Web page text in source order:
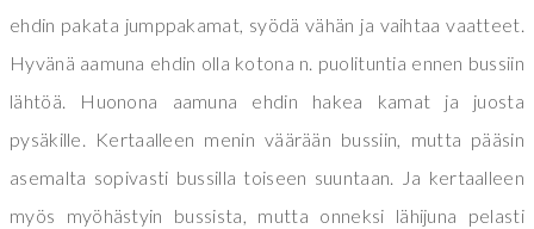
ehdin pakata jumppakamat, syödä vähän ja vaihtaa vaatteet.
Hyvänä aamuna ehdin olla kotona n. puolituntia ennen bussiin
lähtöä. Huonona aamuna ehdin hakea kamat ja juosta
pysäkille. Kertaalleen menin väärään bussiin, mutta pääsin
asemalta sopivasti bussilla toiseen suuntaan. Ja kertaalleen
myös myöhästyin bussista, mutta onneksi lähijuna pelasti